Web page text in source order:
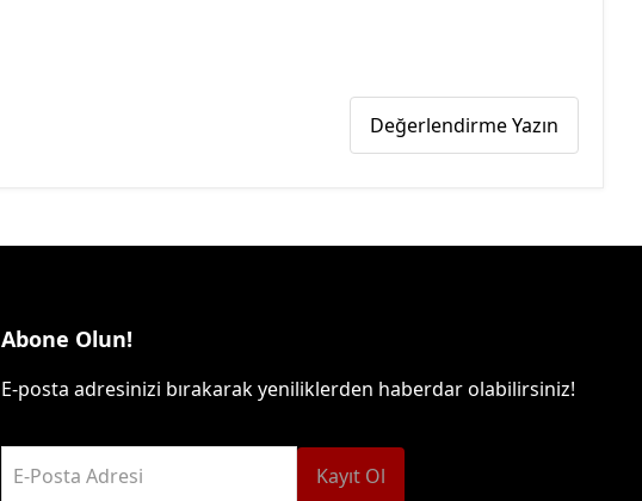
Değerlendirme Yazın
Abone Olun!
E-posta adresinizi bırakarak yeniliklerden haberdar olabilirsiniz!
E-Posta Adresi Kayıt Ol